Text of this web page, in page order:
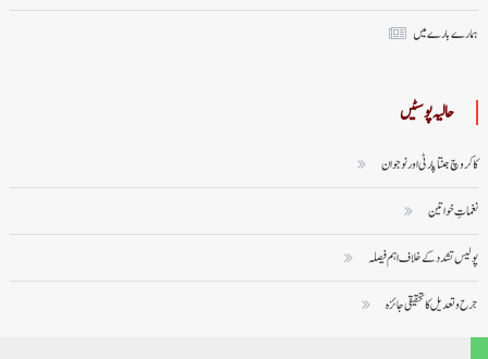
ہمارے بارے میں
حالیہ پوسٹیں
کاکروچ جنتا پارٹی اور نوجوان
نغماتِ خواتین
پولیس تشدد کے خلاف اہم فیصلہ
جرح و تعدیل کا تحقیقی جائزہ